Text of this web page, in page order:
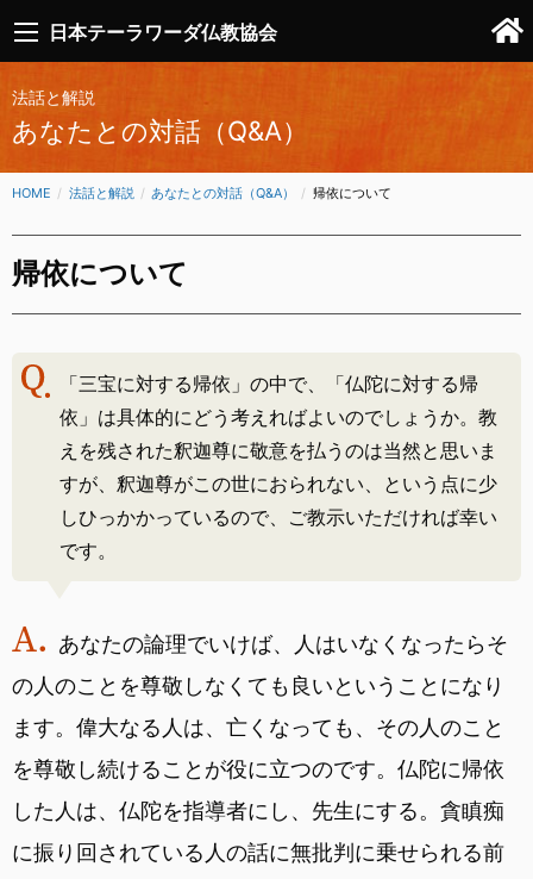
日本テーラワーダ仏教協会
法話と解説
あなたとの対話（Q&A）
HOME 法話と解説 あなたとの対話（Q&A） CURRENT:
帰依について
帰依について
「三宝に対する帰依」の中で、「仏陀に対する帰
依」は具体的にどう考えればよいのでしょうか。教
えを残された釈迦尊に敬意を払うのは当然と思いま
すが、釈迦尊がこの世におられない、という点に少
しひっかかっているので、ご教示いただければ幸い
です。
あなたの論理でいけば、人はいなくなったらそ
の人のことを尊敬しなくても良いということになり
ます。偉大なる人は、亡くなっても、その人のこと
を尊敬し続けることが役に立つのです。仏陀に帰依
した人は、仏陀を指導者にし、先生にする。貪瞋痴
に振り回されている人の話に無批判に乗せられる前